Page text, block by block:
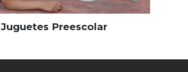
Juguetes Preescolar